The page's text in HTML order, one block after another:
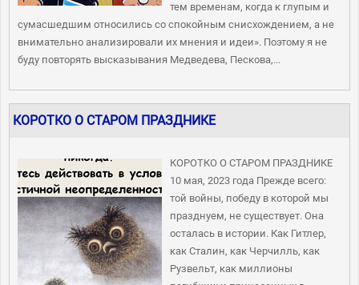
тем временам, когда к глупым и
сумасшедшим относились со спокойным снисхождением, а не
внимательно анализировали их мнения и идеи». Поэтому я не
буду повторять высказывания Медведева, Пескова,...
КОРОТКО О СТАРОМ ПРАЗДНИКЕ
КОРОТКО О СТАРОМ ПРАЗДНИКЕ
10 мая, 2023 года Прежде всего:
той войны, победу в которой мы
празднуем, не существует. Она
осталась в истории. Как Гитлер,
как Сталин, как Черчилль, как
Рузвельт, как миллионы